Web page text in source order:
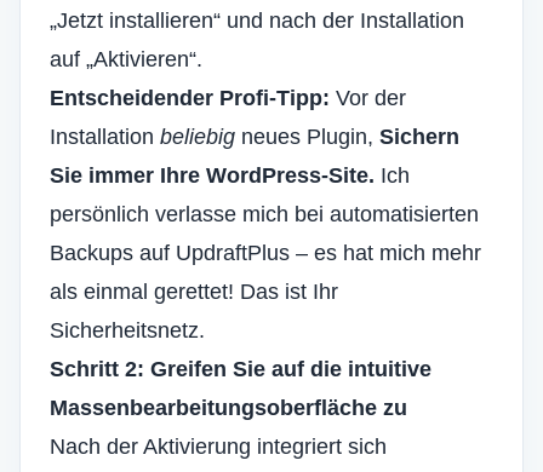
„Jetzt installieren“ und nach der Installation
auf „Aktivieren“.
Entscheidender Profi-Tipp: Vor der
Installation beliebig neues Plugin, Sichern
Sie immer Ihre WordPress-Site. Ich
persönlich verlasse mich bei automatisierten
Backups auf UpdraftPlus – es hat mich mehr
als einmal gerettet! Das ist Ihr
Sicherheitsnetz.
Schritt 2: Greifen Sie auf die intuitive
Massenbearbeitungsoberfläche zu
Nach der Aktivierung integriert sich